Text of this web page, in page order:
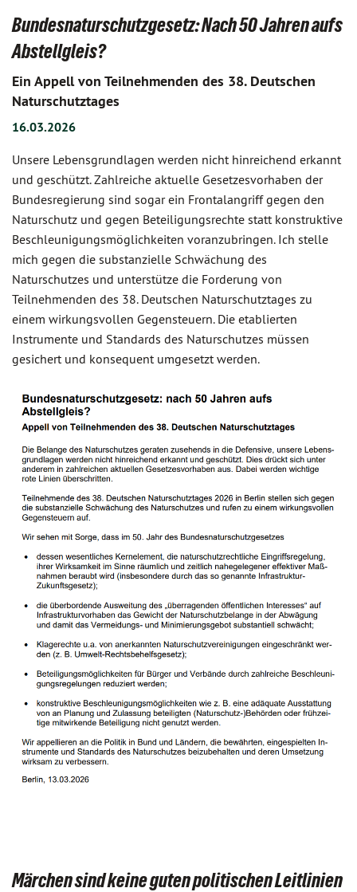
Bundesnaturschutzgesetz: Nach 50 Jahren aufs
Abstellgleis?
Ein Appell von Teilnehmenden des 38. Deutschen
Naturschutztages
16.03.2026
Unsere Lebensgrundlagen werden nicht hinreichend erkannt
und geschützt. Zahlreiche aktuelle Gesetzesvorhaben der
Bundesregierung sind sogar ein Frontalangriff gegen den
Naturschutz und gegen Beteiligungsrechte statt konstruktive
Beschleunigungsmöglichkeiten voranzubringen. Ich stelle
mich gegen die substanzielle Schwächung des
Naturschutzes und unterstütze die Forderung von
Teilnehmenden des 38. Deutschen Naturschutztages zu
einem wirkungsvollen Gegensteuern. Die etablierten
Instrumente und Standards des Naturschutzes müssen
gesichert und konsequent umgesetzt werden.
Märchen sind keine guten politischen Leitlinien